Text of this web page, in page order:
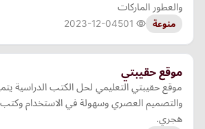
والعطور الماركات
منوعة 2023-12-04
موقع حقيبتي
موقع حقيبتي التعليمي لحل الكتب الدراسية
هجري.